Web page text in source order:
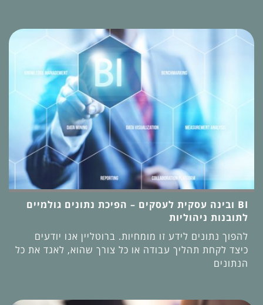
BI ובינה עסקית לעסקים – הפיכת נתונים גולמיים
לתובנות ניהוליות
להפוך נתונים לידע זו מומחיות. ברוטליין אנו יודעים
כיצד לקחת תהליך עבודה או כל צורך שהוא, לאגד את כל
הנתונים